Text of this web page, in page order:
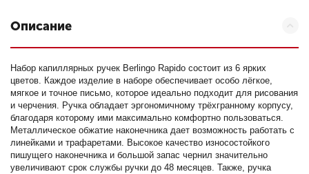
Описание
Набор капиллярных ручек Berlingo Rapido состоит из 6 ярких
цветов. Каждое изделие в наборе обеспечивает особо лёгкое,
мягкое и точное письмо, которое идеально подходит для рисования
и черчения. Ручка обладает эргономичному трёхгранному корпусу,
благодаря которому ими максимально комфортно пользоваться.
Металлическое обжатие наконечника дает возможность работать с
линейками и трафаретами. Высокое качество износостойкого
пишущего наконечника и большой запас чернил значительно
увеличивают срок службы ручки до 48 месяцев. Также, ручка